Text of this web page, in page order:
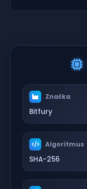
Značka
Bitfury
Algoritmus
SHA-256